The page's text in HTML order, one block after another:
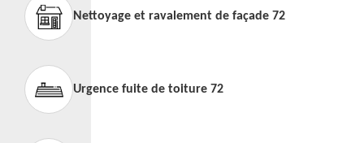
Nettoyage et ravalement de façade 72
Urgence fuite de toiture 72